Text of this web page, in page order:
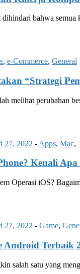
bahwa semua
, e-Commerce, General
“Strategi
melihat perubahan
27, 2022 - Apps, Mac,
Kenali Apa
Operasi iOS?
27, 2022 - Game,
Android Terbaik
salah satu yang